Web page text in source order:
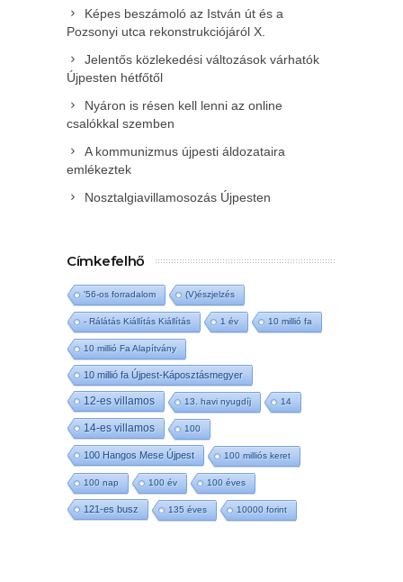
Képes beszámoló az István út és a
Pozsonyi utca rekonstrukciójáról X.
Jelentős közlekedési változások várhatók
Újpesten hétfőtől
Nyáron is résen kell lenni az online
csalókkal szemben
A kommunizmus újpesti áldozataira
emlékeztek
Nosztalgiavillamosozás Újpesten
Címkefelhő
'56-os forradalom (V)észjelzés
- Rálátás Kiállítás Kiállítás 1 év 10 millió fa
10 millió Fa Alapítvány
10 millió fa Újpest-Káposztásmegyer
12-es villamos 13. havi nyugdíj 14
14-es villamos 100
100 Hangos Mese Újpest 100 milliós keret
100 nap 100 év 100 éves
121-es busz 135 éves 10000 forint